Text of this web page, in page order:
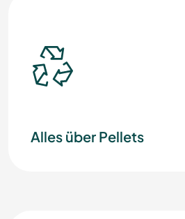
Alles über Pellets